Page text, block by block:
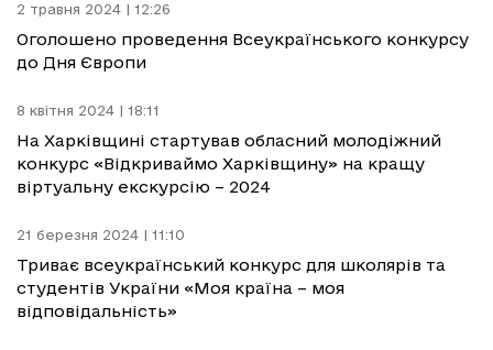
2 травня 2024 | 12:26
Оголошено проведення Всеукраїнського конкурсу
до Дня Європи
8 квітня 2024 | 18:11
На Харківщині стартував обласний молодіжний
конкурс «Відкриваймо Харківщину» на кращу
віртуальну екскурсію – 2024
21 березня 2024 | 11:10
Триває всеукраїнський конкурс для школярів та
студентів України «Моя країна – моя
відповідальність»